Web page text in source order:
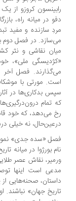
کروزو از یک
در میانه راه، بازرگان
سازنده و مفید تبدیل
در فصل دوم با
نقاشی و نثر کشف
ملی»،
فصل آخر نیز
مورتی با موشکافی،
بدکاری‌ها در آثار
تمام درون‌درگیری‌های
می‌دهد، که خود قانون نیز
نه خیلی‌ درست.»
«سده جدی» نمونه
بورژوا در میانه‌ تاریخ
نقاش عصر طلایی
است اینها توصیف
صحنه‌هایی از یک
جهان» نباشند. او در